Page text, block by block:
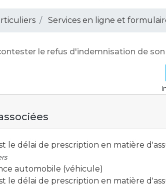
Services en ligne et
le refus d'indemnisation de
le délai de prescription en matière
automobile (véhicule)
le délai de prescription en matière